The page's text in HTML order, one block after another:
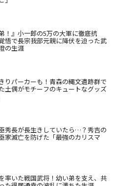
！』小一郎の5万の大軍に徹底抗
悟で長宗我部元親に降伏を迫った武
の生涯
りパーカーも！青森の縄文遺跡群で
土偶がモチーフのキュートなグッズ
秀長が長生きしていたら…？秀吉の
家滅亡を防げた「最強のカリスマ
率いた戦国武将！幼い弟を支え、共